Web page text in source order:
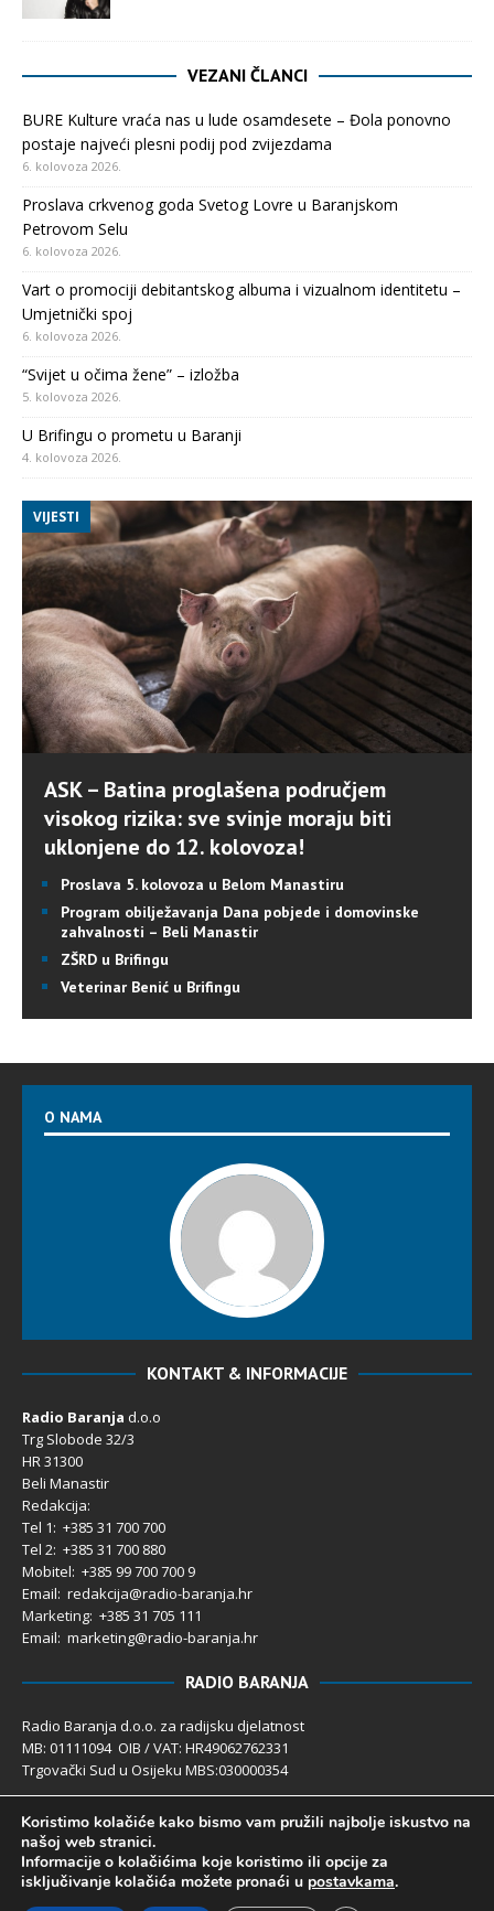
VEZANI ČLANCI
BURE Kulture vraća nas u lude osamdesete – Đola ponovno
postaje najveći plesni podij pod zvijezdama
6. kolovoza 2026.
Proslava crkvenog goda Svetog Lovre u Baranjskom
Petrovom Selu
6. kolovoza 2026.
Vart o promociji debitantskog albuma i vizualnom identitetu –
Umjetnički spoj
6. kolovoza 2026.
“Svijet u očima žene” – izložba
5. kolovoza 2026.
U Brifingu o prometu u Baranji
4. kolovoza 2026.
VIJESTI
ASK – Batina proglašena područjem
visokog rizika: sve svinje moraju biti
uklonjene do 12. kolovoza!
Proslava 5. kolovoza u Belom Manastiru
Program obilježavanja Dana pobjede i domovinske
zahvalnosti – Beli Manastir
ZŠRD u Brifingu
Veterinar Benić u Brifingu
O NAMA
KONTAKT & INFORMACIJE
Radio Baranja d.o.o
Trg Slobode 32/3
HR 31300
Beli Manastir
Redakcija:
Tel 1: +385 31 700 700
Tel 2: +385 31 700 880
Mobitel: +385 99 700 700 9
Email: redakcija@radio-baranja.hr
Marketing: +385 31 705 111
Email: marketing@radio-baranja.hr
RADIO BARANJA
Radio Baranja d.o.o. za radijsku djelatnost
MB: 01111094 OIB / VAT: HR49062762331
Trgovački Sud u Osijeku MBS:030000354
Temeljni kapital 2.600,00 € uplaćen u cijelosti
Poslovni račun PBZ: 2340009-1100121402
IBAN: HR4123400091100121402
Uprava društva: Ivanka Rusan
Koristimo kolačiće kako bismo vam pružili najbolje iskustvo na
našoj web stranici.
Informacije o kolačićima koje koristimo ili opcije za
isključivanje kolačića možete pronaći u postavkama.